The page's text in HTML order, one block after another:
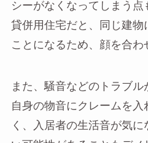
シーがなくなってしまう
貸併用住宅だと、同じ建物
ことになるため、顔を合わ
また、騒音などのトラブル
自身の物音にクレームを入
く、入居者の生活音が気